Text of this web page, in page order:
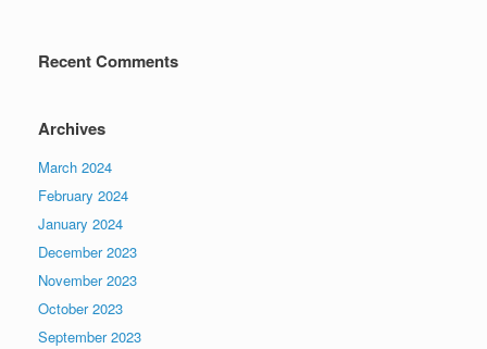
Recent Comments
Archives
March 2024
February 2024
January 2024
December 2023
November 2023
October 2023
September 2023